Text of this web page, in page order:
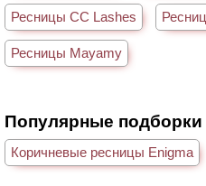
Ресницы CC Lashes
Ресницы Mayamy
Популярные подборки
Коричневые ресницы Enigma